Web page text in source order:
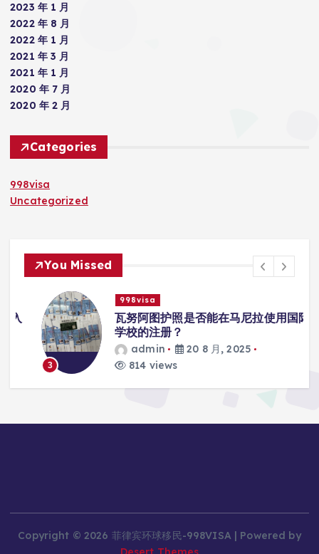
2023 年 1 月
2022 年 8 月
2022 年 1 月
2021 年 3 月
2021 年 1 月
2020 年 7 月
2020 年 2 月
Categories
998visa
Uncategorized
You Missed
998visa
瓦努阿图护照是否能在马尼拉使用国际
学校的注册？
admin
20 8 月, 2025
814 views
Copyright © 2026 菲律宾环球移民-998VISA | Powered by